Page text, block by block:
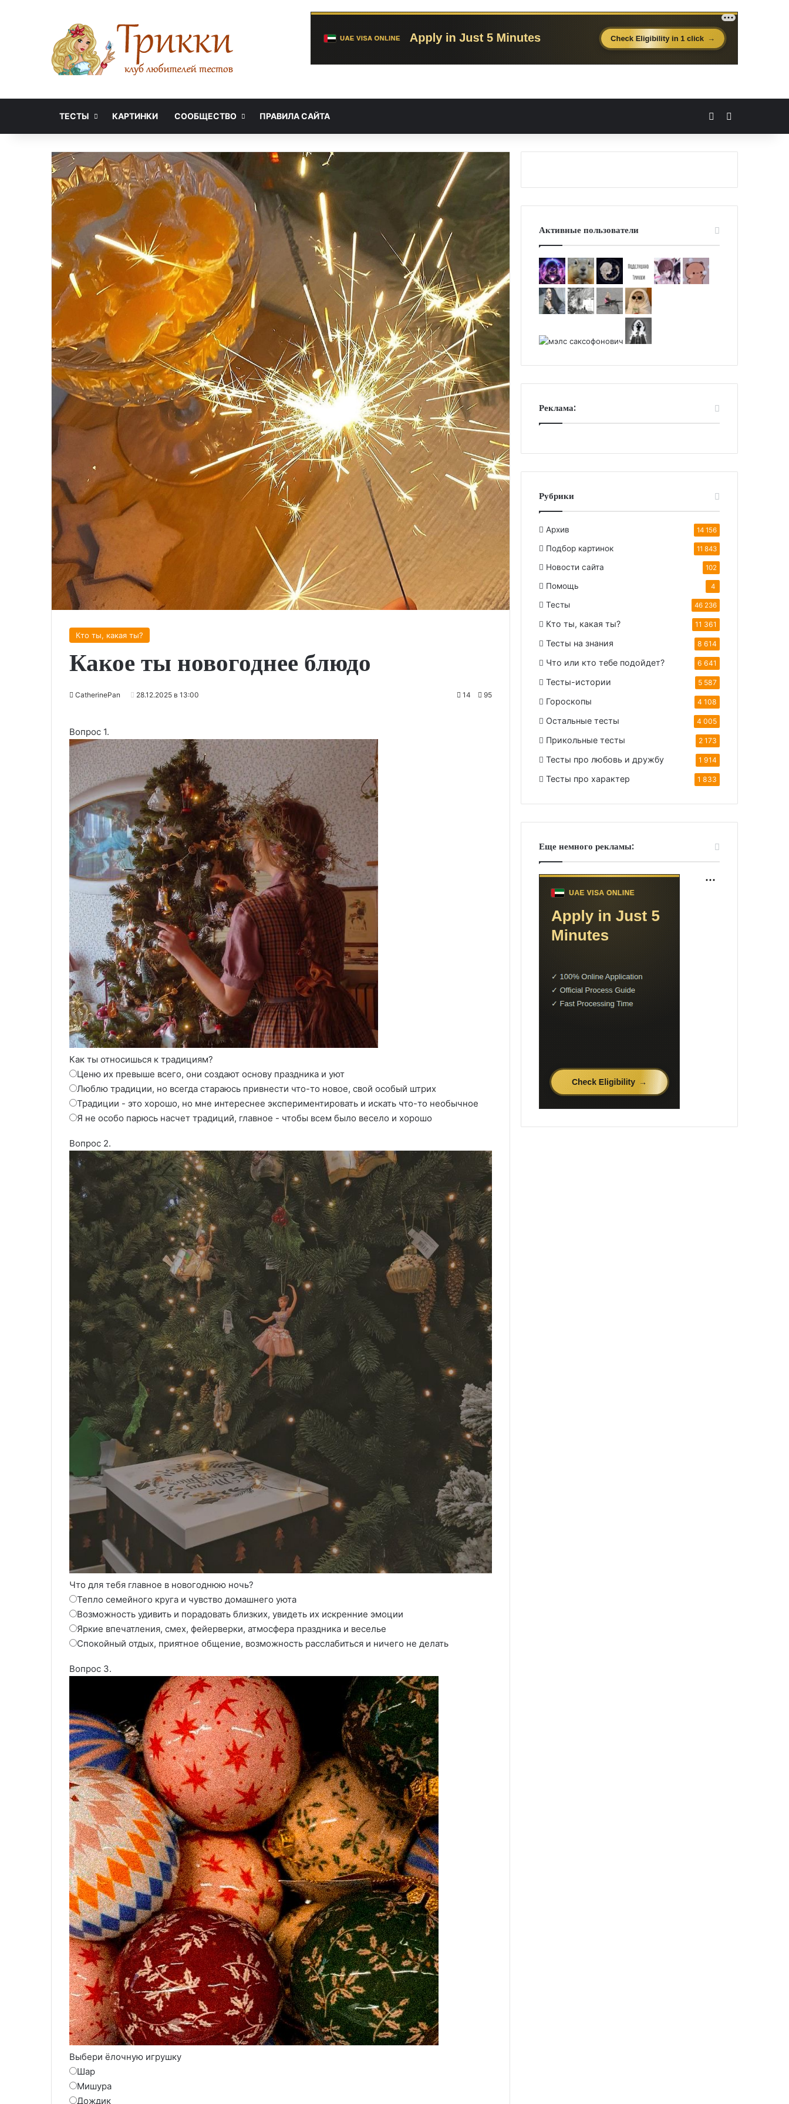
ТЕСТЫ КАРТИНКИ СООБЩЕСТВО ПРАВИЛА САЙТА Вход
Кто ты, какая ты?
Какое ты новогоднее блюдо
CatherinePan 28.12.2025 в 13:00 14 95
Вопрос 1.
Как ты относишься к традициям?
Ценю их превыше всего, они создают основу праздника и уют
Люблю традиции, но всегда стараюсь привнести что-то новое, свой особый штрих
Традиции - это хорошо, но мне интереснее экспериментировать и искать что-то необычное
Я не особо парюсь насчет традиций, главное - чтобы всем было весело и хорошо
Вопрос 2.
Что для тебя главное в новогоднюю ночь?
Тепло семейного круга и чувство домашнего уюта
Возможность удивить и порадовать близких, увидеть их искренние эмоции
Яркие впечатления, смех, фейерверки, атмосфера праздника и веселье
Спокойный отдых, приятное общение, возможность расслабиться и ничего не делать
Вопрос 3.
Выбери ёлочную игрушку
Шар
Мишура
Дождик
Активные пользователи
Реклама:
Рубрики
Архив 14 156
Подбор картинок 11 843
Новости сайта 102
Помощь 4
Тесты 46 236
Кто ты, какая ты? 11 361
Тесты на знания 8 614
Что или кто тебе подойдет? 6 641
Тесты-истории 5 587
Гороскопы 4 108
Остальные тесты 4 005
Прикольные тесты 2 173
Тесты про любовь и дружбу 1 914
Тесты про характер 1 833
Еще немного рекламы: